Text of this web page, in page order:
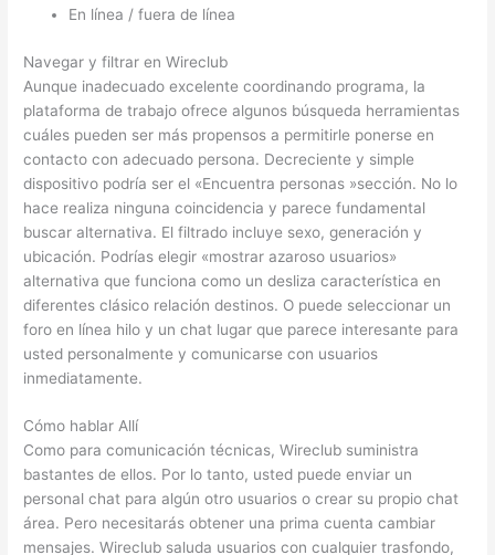
En línea / fuera de línea
Navegar y filtrar en Wireclub
Aunque inadecuado excelente coordinando programa, la
plataforma de trabajo ofrece algunos búsqueda herramientas
cuáles pueden ser más propensos a permitirle ponerse en
contacto con adecuado persona. Decreciente y simple
dispositivo podría ser el «Encuentra personas »sección. No lo
hace realiza ninguna coincidencia y parece fundamental
buscar alternativa. El filtrado incluye sexo, generación y
ubicación. Podrías elegir «mostrar azaroso usuarios»
alternativa que funciona como un desliza característica en
diferentes clásico relación destinos. O puede seleccionar un
foro en línea hilo y un chat lugar que parece interesante para
usted personalmente y comunicarse con usuarios
inmediatamente.
Cómo hablar Allí
Como para comunicación técnicas, Wireclub suministra
bastantes de ellos. Por lo tanto, usted puede enviar un
personal chat para algún otro usuarios o crear su propio chat
área. Pero necesitarás obtener una prima cuenta cambiar
mensajes. Wireclub saluda usuarios con cualquier trasfondo,